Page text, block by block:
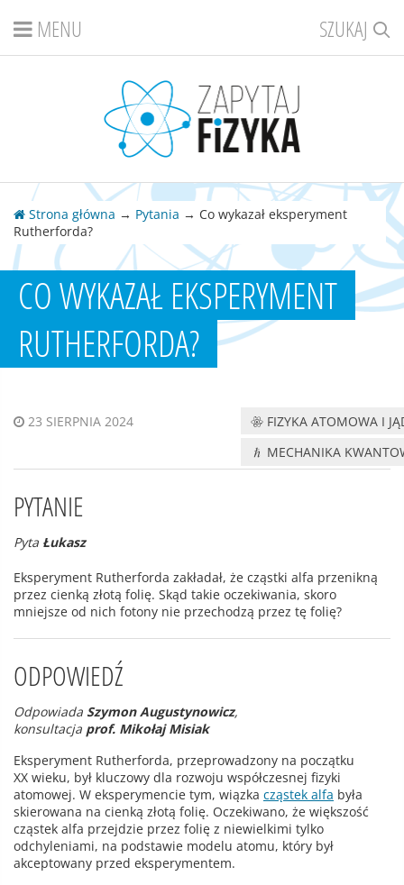
SZUKAJ
MENU
Strona główna → Pytania → Co wykazał eksperyment
Rutherforda?
CO WYKAZAŁ EKSPERYMENT
RUTHERFORDA?
23 SIERPNIA 2024
FIZYKA ATOMOWA I
MECHANIKA
PYTANIE
Pyta Łukasz
Eksperyment Rutherforda zakładał, że cząstki alfa przenikną
przez cienką złotą folię. Skąd takie oczekiwania, skoro
mniejsze od nich fotony nie przechodzą przez tę folię?
ODPOWIEDŹ
Odpowiada Szymon Augustynowicz,
konsultacja prof. Mikołaj Misiak
Eksperyment Rutherforda, przeprowadzony na początku
XX wieku, był kluczowy dla rozwoju współczesnej fizyki
atomowej. W eksperymencie tym, wiązka cząstek alfa była
skierowana na cienką złotą folię. Oczekiwano, że większość
cząstek alfa przejdzie przez folię z niewielkimi tylko
odchyleniami, na podstawie modelu atomu, który był
akceptowany przed eksperymentem.